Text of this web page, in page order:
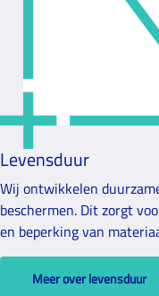
Levensduur
Wij ontwikkelen
beschermen. Dit zorgt
en beperking van
Meer over levensduur